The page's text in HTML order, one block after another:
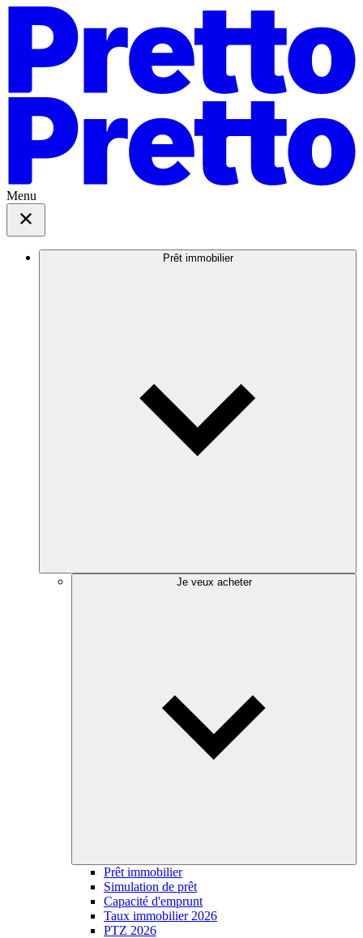
Menu
Prêt immobilier
Je veux acheter
Prêt immobilier
Simulation de prêt
Capacité d'emprunt
Taux immobilier 2026
PTZ 2026